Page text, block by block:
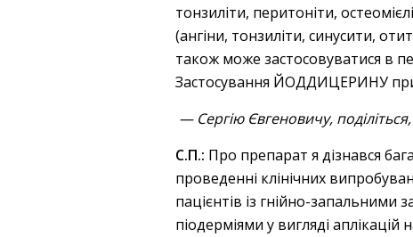
тонзиліти, перитоніти,
(ангіни, тонзиліти, синусити,
також може застосовуватися в
Застосування ЙОДДИЦЕРИНУ при
— Сергію Євгеновичу,
С.П.: Про препарат я дізнався
проведенні клінічних
пацієнтів із гнійно-
піодерміями у вигляді